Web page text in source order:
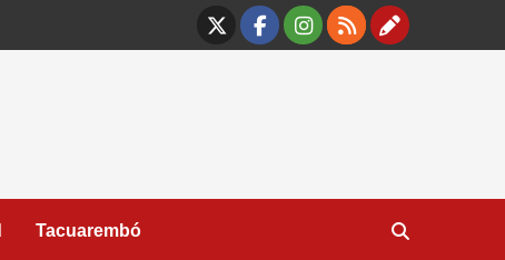
X Facebook
Instagram
RSS
Tacuarembó